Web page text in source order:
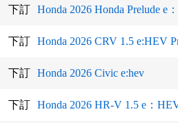
下訂 Honda 2026 Honda Prelude e
下訂 Honda 2026 CRV 1.5 e:HEV
下訂 Honda 2026 Civic e:hev
下訂 Honda 2026 HR-V 1.5 e：